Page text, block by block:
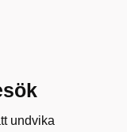
undvika